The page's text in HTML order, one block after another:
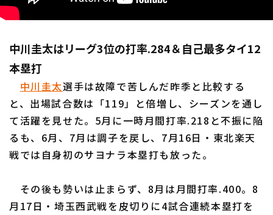
中川圭太はリーグ3位の打率.284＆自己最多タイ12
本塁打
中川圭太選手は故障で苦しんだ昨季と比較する
と、出場試合数は「119」と倍増し、シーズンを通し
て活躍を見せた。5月に一時月間打率.218と不振に陥
るも、6月、7月は調子を戻し、7月16日・東北楽天
戦では自身初のサヨナラ本塁打も放った。
その後も勢いは止まらず、8月は月間打率.400。8
月17日・埼玉西武戦を皮切りに4試合連続本塁打を